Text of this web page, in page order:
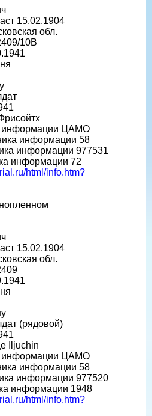
15.02.1904
обл.
10В
информации ЦАМО
информации 58
информации 977531
информации 72
html/info.htm?
15.02.1904
обл.
(рядовой)
Iljuchin
информации ЦАМО
информации 58
информации 977520
информации 1948
html/info.htm?